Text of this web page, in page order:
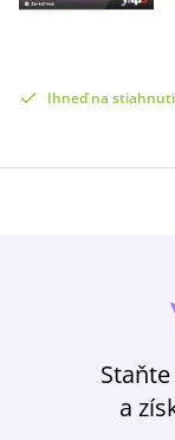
Ihneď na
a